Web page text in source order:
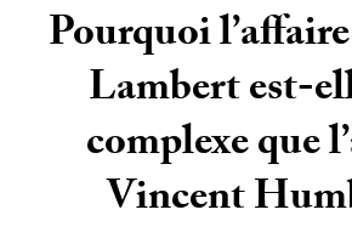
Pourquoi
Lambert est-
complexe que
Vincent